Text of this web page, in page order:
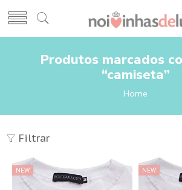
Produtos marcados
“camiseta”
Home
Filtrar
NEW NEW